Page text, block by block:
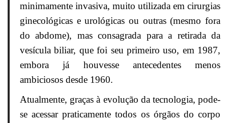
minimamente invasiva, muito utilizada em cirurgias
ginecológicas e urológicas ou outras (mesmo fora
do abdome), mas consagrada para a retirada da
vesícula biliar, que foi seu primeiro uso, em 1987,
embora já houvesse antecedentes menos
ambiciosos desde 1960.
Atualmente, graças à evolução da tecnologia, pode-
se acessar praticamente todos os órgãos do corpo